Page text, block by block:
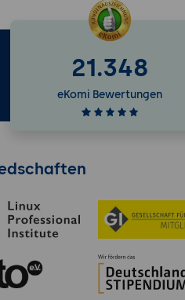
21.348
eKomi Bewertungen